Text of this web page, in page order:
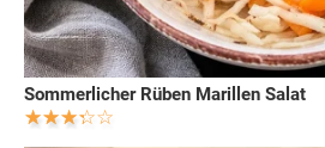
Sommerlicher Rüben Marillen Salat